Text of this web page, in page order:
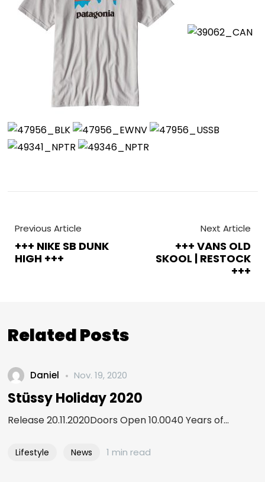
Previous Article
+++ NIKE SB DUNK
HIGH +++
Next Article
+++ VANS OLD
SKOOL | RESTOCK
+++
Related Posts
Daniel Nov. 19, 2020
Stüssy Holiday 2020
Release 20.11.2020Doors Open 10.0040 Years of...
Lifestyle News 1 min read